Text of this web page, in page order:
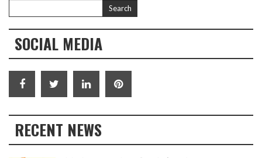
SOCIAL MEDIA
RECENT NEWS